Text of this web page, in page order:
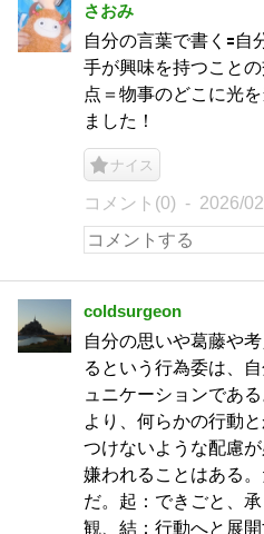
さおみ
自分の言葉で書く🟰
手が興味を持つこと
点＝物事のどこに光
ました！
ナイス
コメント(0) 2026/
coldsurgeon
自分の思いや葛藤や
るという行為委は、
ュニケーションであ
より、何らかの行動
つけないような配慮
嫌われることはある
だ。起：できごと、
観、結：行動へと展